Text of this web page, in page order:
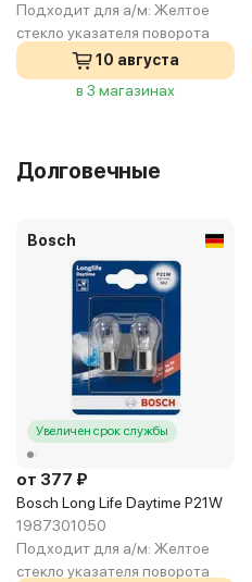
Подходит для а/м: Желтое
стекло указателя поворота
10 августа
в 3 магазинах
Долговечные
Bosch
Увеличен срок службы
от 377 ₽
Bosch Long Life Daytime P21W
1987301050
Подходит для а/м: Желтое
стекло указателя поворота